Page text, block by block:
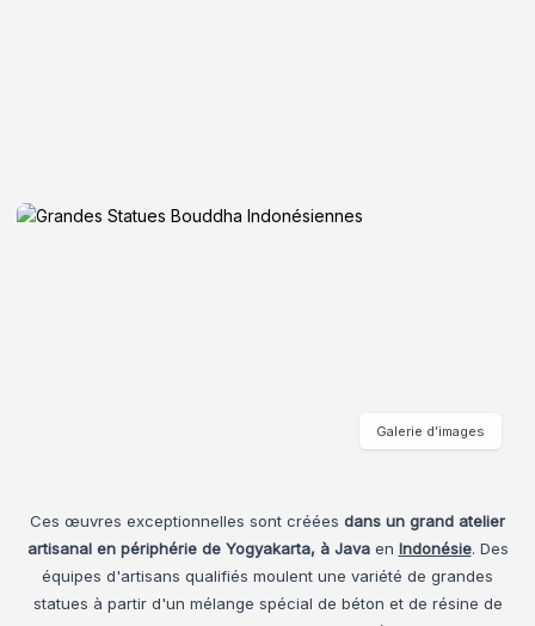
Ces œuvres exceptionnelles sont créées dans un grand atelier
artisanal en périphérie de Yogyakarta, à Javaen Indonésie. Des
équipes d'artisans qualifiés moulent une variété de grandes
statues à partir d'un mélange spécial de béton et de résine de
Galerie d’images